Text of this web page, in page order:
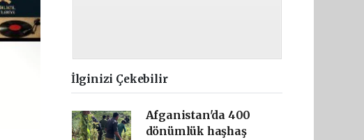
İlginizi Çekebilir
Afganistan'da 400
dönümlük haşhaş